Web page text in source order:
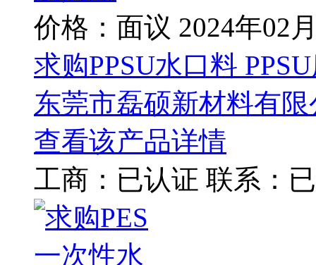
价格：面议 2024年02
求购PPSU水口料
东莞市磊硕新材料有限
查看该产品详情
工商： 已认证 联系：